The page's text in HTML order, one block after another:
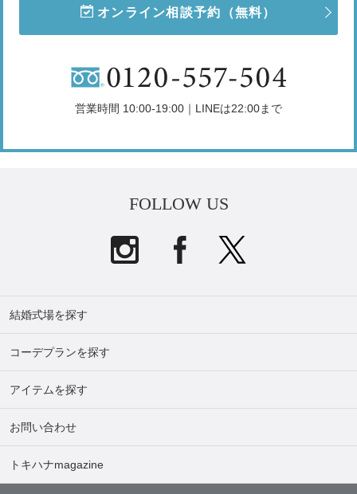
オンライン相談予約 （無料）
営業時間 10:00-19:00｜LINEは22:00まで
FOLLOW US
結婚式場を探す
コーデプランを探す
アイテムを探す
お問い合わせ
トキハナmagazine